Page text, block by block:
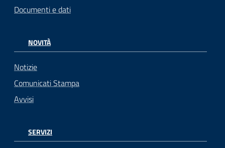
Documenti e dati
NOVITÀ
Notizie
Comunicati Stampa
Avvisi
SERVIZI